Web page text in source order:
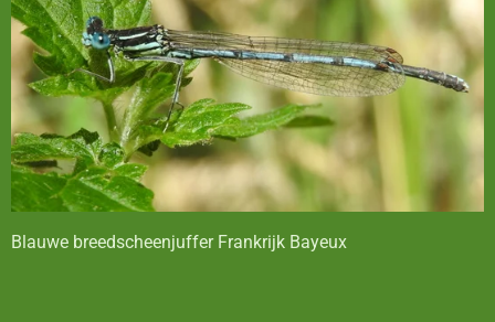
Blauwe breedscheenjuffer Frankrijk Bayeux